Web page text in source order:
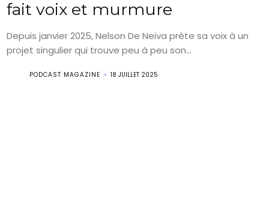
fait voix et murmure
Depuis janvier 2025, Nelson De Neiva prête sa voix à un
projet singulier qui trouve peu à peu son...
PODCAST MAGAZINE 18 JUILLET 2025